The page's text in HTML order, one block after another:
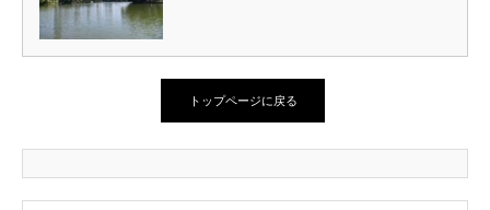
トップページに戻る